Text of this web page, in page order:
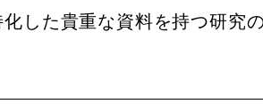
した貴重な資料を持つ研究